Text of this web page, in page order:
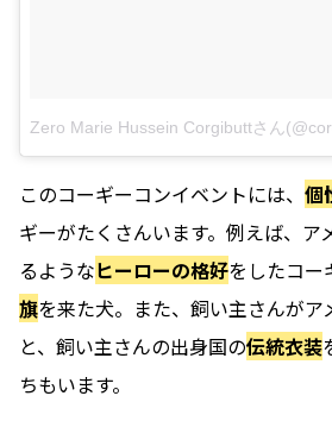
このコーギーコンイベントには、 個
ギーがたくさんいます。例えば、ア
るようなヒーローの格好をしたコー
旗を来た犬。また、飼い主さんがア
と、飼い主さんの出身国の伝統衣装
ちもいます。